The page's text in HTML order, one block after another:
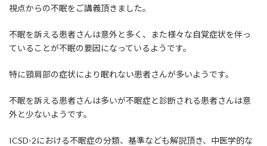
視点からの不眠をご講義頂きました。
不眠を訴える患者さんは意外と多く、また様々な自覚症状を伴っ
ていることが不眠の要因になっているようです。
特に頸肩部の症状により眠れない患者さんが多いようです。
不眠を訴える患者さんは多いが不眠症と診断される患者さんは意
外と少ないようです。
ICSD-2における不眠症の分類、基準なども解説頂き、中医学的な